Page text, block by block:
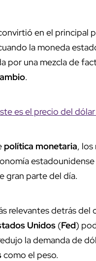
en el principal
la moneda
por una mezcla de
.
es el precio del
política monetaria, los
gran parte del día.
relevantes detrás
Unidos (Fed)
la demanda de
como el peso.